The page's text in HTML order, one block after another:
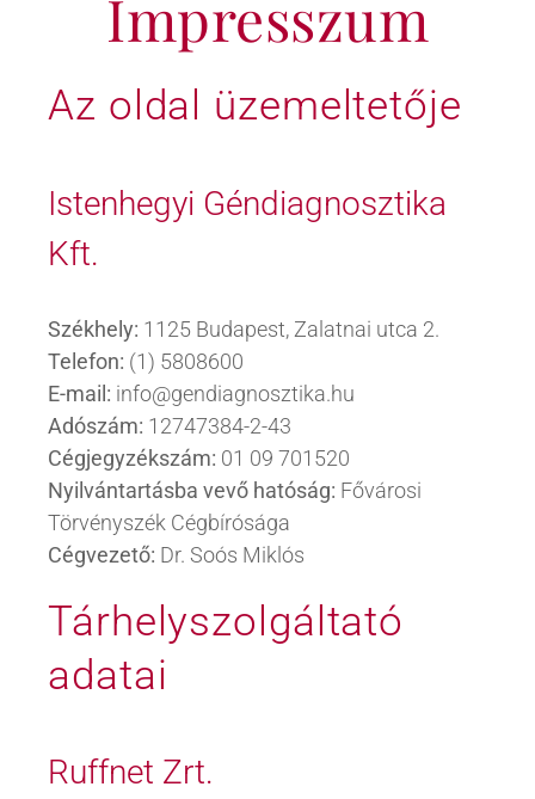
Impresszum
Az oldal üzemeltetője
Istenhegyi Géndiagnosztika
Kft.
Székhely: 1125 Budapest, Zalatnai utca 2.
Telefon: (1) 5808600
E-mail: info@gendiagnosztika.hu
Adószám: 12747384-2-43
Cégjegyzékszám: 01 09 701520
Nyilvántartásba vevő hatóság: Fővárosi
Törvényszék Cégbírósága
Cégvezető: Dr. Soós Miklós
Tárhelyszolgáltató
adatai
Ruffnet Zrt.